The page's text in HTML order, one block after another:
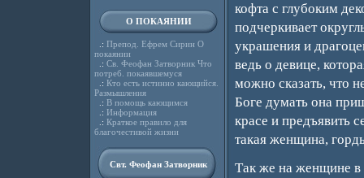
О ПОКАЯНИИ
.: Препод. Ефрем Сирин О
покаянии
.: Св. Феофан Затворник Что
потреб. покаявшемуся
.: Кто есть истинно кающийся.
Размышления
.: В помощь кающимся
.: Информация
.: Краткое правило для
благочестивой жизни
Свт. Феофан Затворник
кофта с глубоким
подчеркивает
украшения и
ведь о девице,
можно сказать, что
Боге думать она
красе и предъявить
такая женщина,
Так же на женщине в